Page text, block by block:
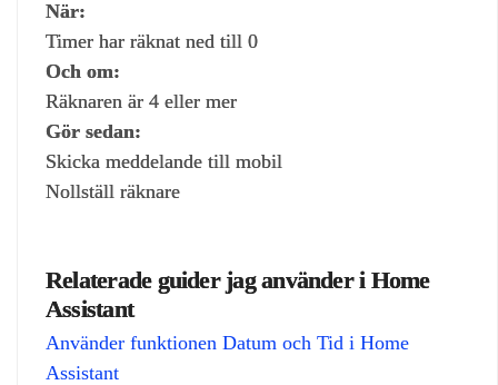
När:
Timer har räknat ned till 0
Och om:
Räknaren är 4 eller mer
Gör sedan:
Skicka meddelande till mobil
Nollställ räknare
Relaterade guider jag använder i Home
Assistant
Använder funktionen Datum och Tid i Home
Assistant